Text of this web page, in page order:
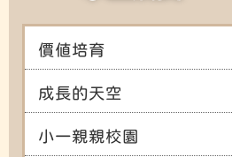
價值培育
成長的天空
小一親親校園